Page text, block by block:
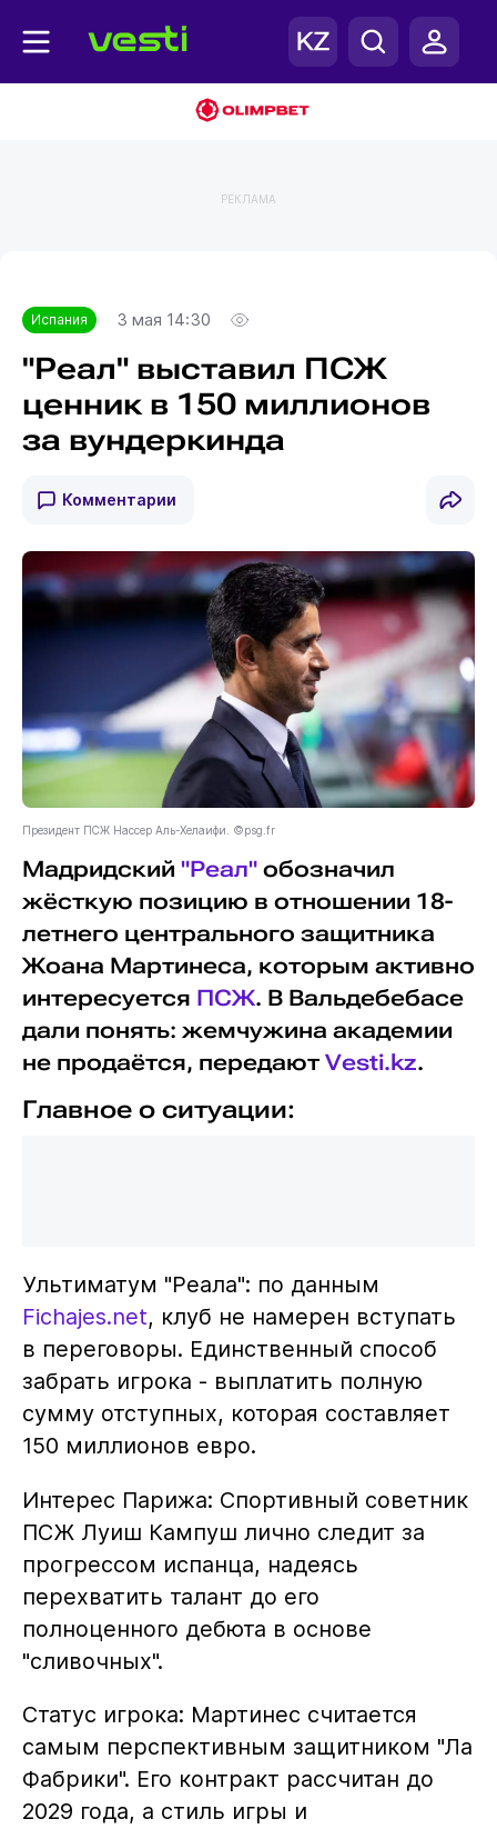
РЕКЛАМА
Испания 3 мая 14:30
"Реал" выставил ПСЖ
ценник в 150 миллионов
за вундеркинда
Комментарии
Президент ПСЖ Нассер Аль-Хелаифи. ©psg.fr
Мадридский "Реал"обозначил
жёсткую позицию в отношении 18-
летнего центрального защитника
Жоана Мартинеса, которым активно
интересуется ПСЖ. В Вальдебебасе
дали понять: жемчужина академии
не продаётся, передают Vesti.kz.
Главное о ситуации:
Ультиматум "Реала": по данным
Fichajes.net, клуб не намерен вступать
в переговоры. Единственный способ
забрать игрока - выплатить полную
сумму отступных, которая составляет
150 миллионов евро.
Интерес Парижа: Спортивный советник
ПСЖ Луиш Кампуш лично следит за
прогрессом испанца, надеясь
перехватить талант до его
полноценного дебюта в основе
"сливочных".
Статус игрока: Мартинес считается
самым перспективным защитником "Ла
Фабрики". Его контракт рассчитан до
2029 года, а стиль игры и